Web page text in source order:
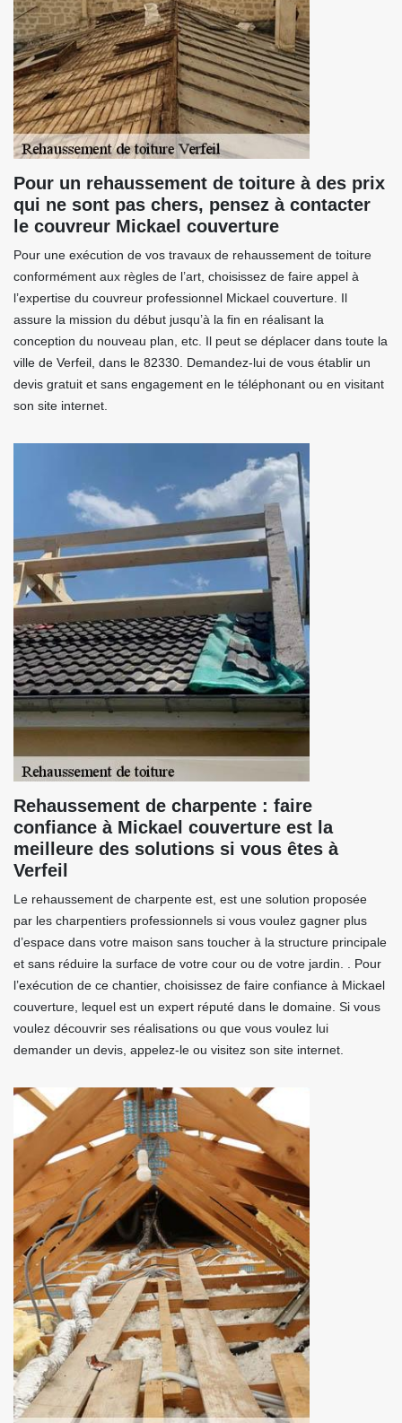
Pour un rehaussement de toiture à des prix
qui ne sont pas chers, pensez à contacter
le couvreur Mickael couverture
Pour une exécution de vos travaux de rehaussement de toiture
conformément aux règles de l’art, choisissez de faire appel à
l’expertise du couvreur professionnel Mickael couverture. Il
assure la mission du début jusqu’à la fin en réalisant la
conception du nouveau plan, etc. Il peut se déplacer dans toute la
ville de Verfeil, dans le 82330. Demandez-lui de vous établir un
devis gratuit et sans engagement en le téléphonant ou en visitant
son site internet.
Rehaussement de charpente : faire
confiance à Mickael couverture est la
meilleure des solutions si vous êtes à
Verfeil
Le rehaussement de charpente est, est une solution proposée
par les charpentiers professionnels si vous voulez gagner plus
d’espace dans votre maison sans toucher à la structure principale
et sans réduire la surface de votre cour ou de votre jardin. . Pour
l’exécution de ce chantier, choisissez de faire confiance à Mickael
couverture, lequel est un expert réputé dans le domaine. Si vous
voulez découvrir ses réalisations ou que vous voulez lui
demander un devis, appelez-le ou visitez son site internet.